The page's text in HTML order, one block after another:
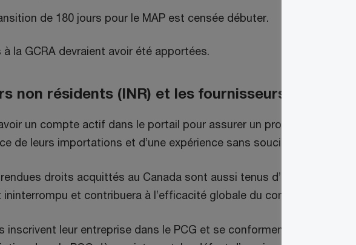
de 180 jours pour le MAP est censée débuter.
à la GCRA devraient avoir été apportées.
non résidents (INR) et les fournisseurs
un compte actif dans le portail pour assurer un processus de
de leurs importations et d’une expérience sans souci.
droits acquittés au Canada sont aussi tenus d’avoir un
et contribuera à l’efficacité globale du commerce
leur entreprise dans le PCG et se conforment au mandat